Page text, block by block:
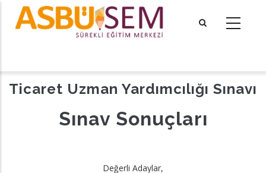
içeriğe
Ticaret Uzman Yardımcılığı Sınavı
Sınav Sonuçları
Değerli Adaylar,